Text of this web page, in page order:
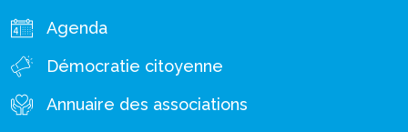
Agenda
Démocratie citoyenne
Annuaire des associations